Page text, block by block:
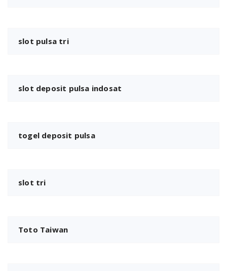
slot pulsa tri
slot deposit pulsa indosat
togel deposit pulsa
slot tri
Toto Taiwan